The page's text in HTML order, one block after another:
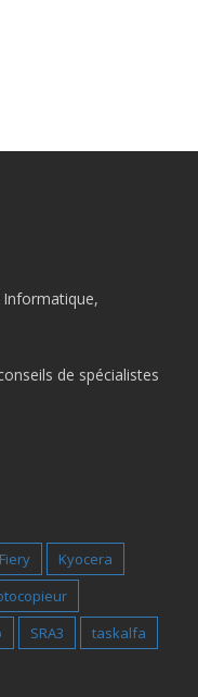
Informatique,
de spécialistes
Fiery
Kyocera
SRA3
taskalfa